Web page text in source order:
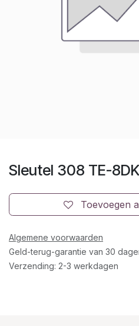
Sleutel 308 TE-
Toevoegen
Algemene voorwaarden
Geld-terug-garantie van 30
Verzending: 2-3 werkdagen